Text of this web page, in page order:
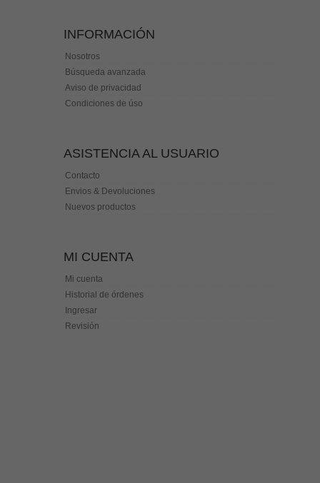
INFORMACIÓN
Nosotros
Búsqueda avanzada
Aviso de privacidad
Condiciones de úso
ASISTENCIA AL USUARIO
Contacto
Envios & Devoluciones
Nuevos productos
MI CUENTA
Mi cuenta
Historial de órdenes
Ingresar
Revisión